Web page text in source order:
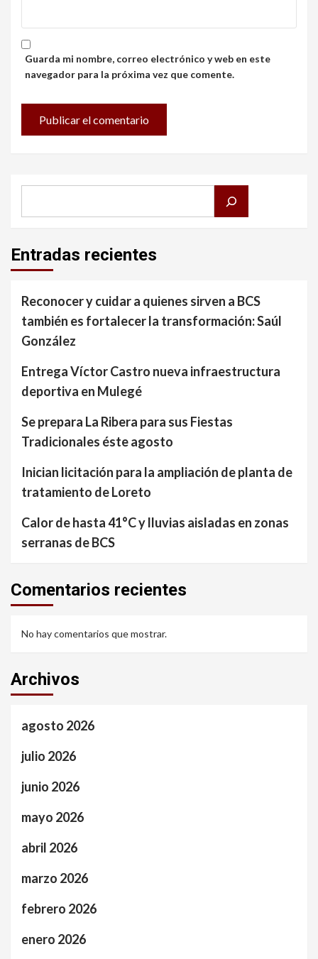
Guarda mi nombre, correo electrónico y web en este
navegador para la próxima vez que comente.
Entradas recientes
Reconocer y cuidar a quienes sirven a BCS
también es fortalecer la transformación: Saúl
González
Entrega Víctor Castro nueva infraestructura
deportiva en Mulegé
Se prepara La Ribera para sus Fiestas
Tradicionales éste agosto
Inician licitación para la ampliación de planta de
tratamiento de Loreto
Calor de hasta 41°C y lluvias aisladas en zonas
serranas de BCS
Comentarios recientes
No hay comentarios que mostrar.
Archivos
agosto 2026
julio 2026
junio 2026
mayo 2026
abril 2026
marzo 2026
febrero 2026
enero 2026